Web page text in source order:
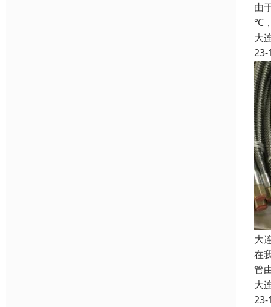
由
℃
大
23-
大
在
管
大
23-